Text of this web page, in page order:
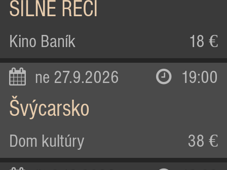
SILNÉ REČI
Kino Baník 18 €
ne 27.9.2026 19:00
Švýcarsko
Dom kultúry 38 €